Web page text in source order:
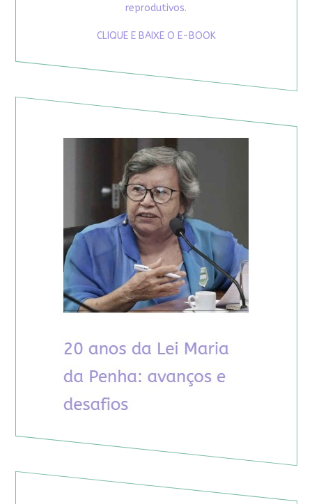
reprodutivos.
CLIQUE E BAIXE O E-BOOK